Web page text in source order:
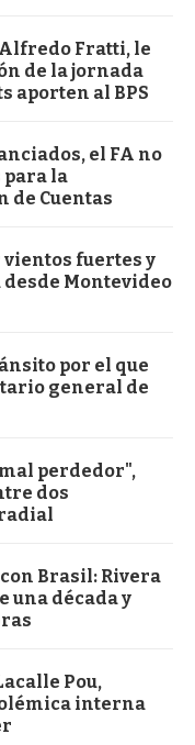
Fratti, le
de la jornada
aporten al BPS
el FA no
para la
de Cuentas
fuertes y
Montevideo
por el que
general de
perdedor",
dos
Brasil: Rivera
una década y
Pou,
interna